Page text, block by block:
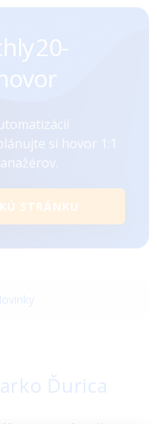
ㅤㅤ20-
si hovor 1:1
STRÁNKU
Ďurica